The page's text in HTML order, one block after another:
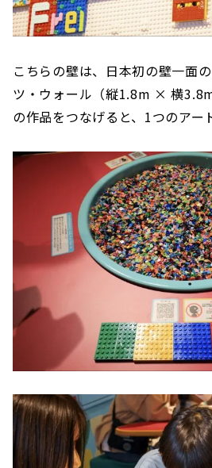
こちらの壁は、日本初の壁一面
ツ・ウォール（縦1.8m × 横
の作品をつなげると、1つのアー